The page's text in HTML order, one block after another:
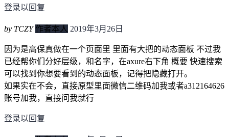
登录以回复
by TCZY 作者本人 2019年3月26日
因为是高保真做在一个页面里 里面有大把的动态面板 不过我
已经帮你们分好层级，和名字，在axure右下角 概要 快速搜索
可以找到你想要看到的动态面板，记得把隐藏打开。
如果实在不会，直接原型里面微信二维码加我或者a312164626
账号加我，直接问我就行
登录以回复